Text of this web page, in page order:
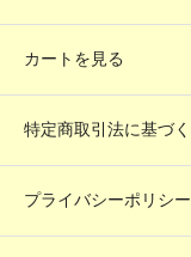
カートを見る
特定商取引法に基づ
プライバシーポリシー